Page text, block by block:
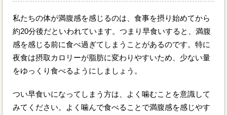
私たちの体が満腹感を感じるのは、食事を摂り始めてから
約20分後だといわれています。つまり早食いすると、満腹
感を感じる前に食べ過ぎてしまうことがあるのです。特に
夜食は摂取カロリーが脂肪に変わりやすいため、少ない量
をゆっくり食べるようにしましょう。
つい早食いになってしまう方は、よく噛むことを意識して
みてください。よく噛んで食べることで満腹感を感じやす